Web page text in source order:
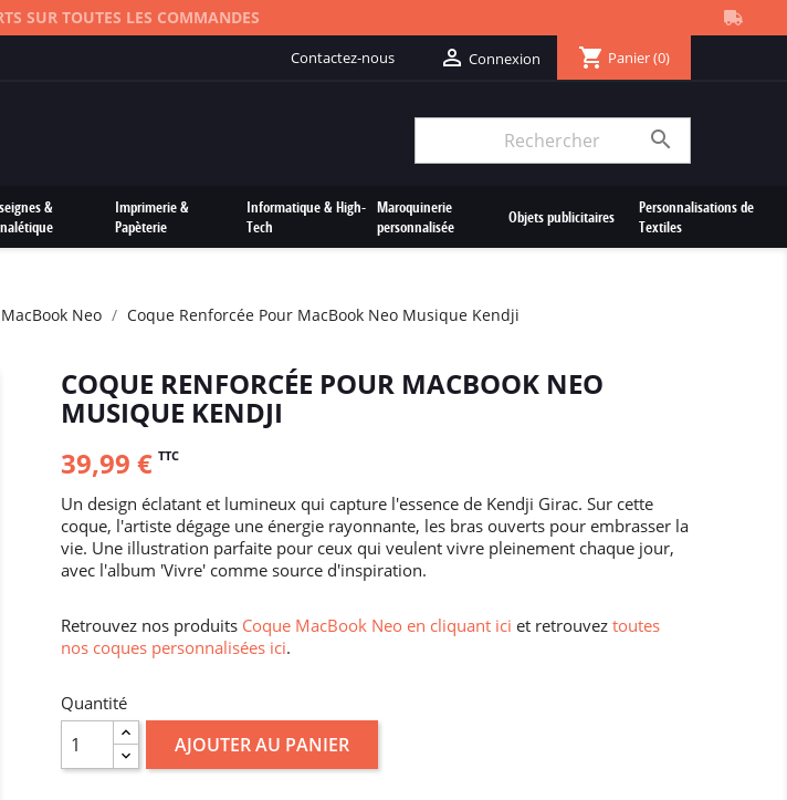
SUR TOUTES LES COMMANDES
Contactez-nous  Connexion shopping_cart Panier(0)

&
Imprimerie &
Papèterie
Informatique & High-
Tech
Maroquinerie
personnalisée
Objets publicitaires
Personnalisations de
Textiles
Neo Coque Renforcée Pour MacBook Neo Musique Kendji
COQUE RENFORCÉE POUR MACBOOK NEO
MUSIQUE KENDJI
39,99 € TTC
Un design éclatant et lumineux qui capture l'essence de Kendji Girac. Sur cette
coque, l'artiste dégage une énergie rayonnante, les bras ouverts pour embrasser la
vie. Une illustration parfaite pour ceux qui veulent vivre pleinement chaque jour,
avec l'album 'Vivre' comme source d'inspiration.
Retrouvez nos produits Coque MacBook Neo en cliquant ici et retrouvez toutes
nos coques personnalisées ici.
Quantité
AJOUTER AU PANIER